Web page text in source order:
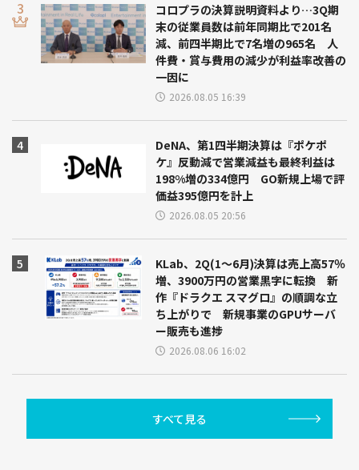
コロプラの決算説明資料より…3Q期
末の従業員数は前年同期比で201名
減、前四半期比で7名増の965名 人
件費・賞与費用の減少が利益率改善の
一因に
2026.08.05 16:39
DeNA、第1四半期決算は『ポケポ
ケ』反動減で営業減益も最終利益は
198%増の334億円 GO新規上場で評
価益395億円を計上
2026.08.05 20:56
KLab、2Q(1～6月)決算は売上高57％
増、3900万円の営業黒字に転換 新
作『ドラクエ スマグロ』の順調な立
ち上がりで 新規事業のGPUサーバ
ー販売も進捗
2026.08.06 16:02
すべて見る